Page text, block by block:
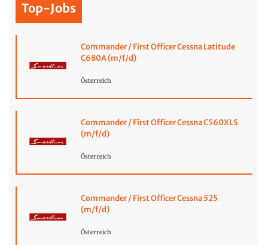
Top-Jobs
Commander / First Officer Cessna Latitude
C680A (m/f/d)
Österreich
Commander / First Officer Cessna C560XLS
(m/f/d)
Österreich
Commander / First Officer Cessna 525
(m/f/d)
Österreich